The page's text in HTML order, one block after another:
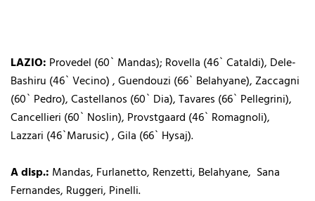
LAZIO: Provedel (60` Mandas); Rovella (46` Cataldi), Dele-
Bashiru (46` Vecino) , Guendouzi (66` Belahyane), Zaccagni
(60` Pedro), Castellanos (60` Dia), Tavares (66` Pellegrini),
Cancellieri (60` Noslin), Provstgaard (46` Romagnoli),
Lazzari (46`Marusic) , Gila (66` Hysaj).
A disp.: Mandas, Furlanetto, Renzetti, Belahyane, Sana
Fernandes, Ruggeri, Pinelli.